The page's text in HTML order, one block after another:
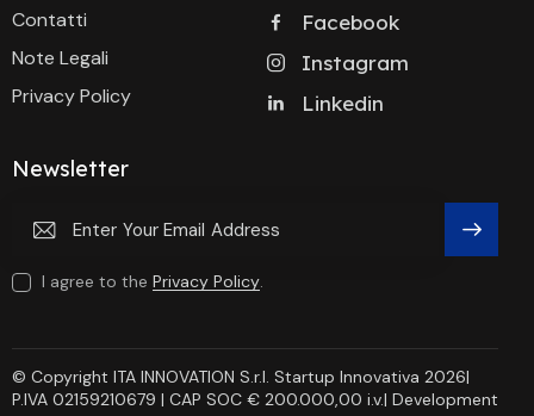
Contatti
Note Legali
Privacy Policy
Facebook
Instagram
Linkedin
Newsletter
Subscri
I agree to the Privacy Policy.
© Copyright ITA INNOVATION S.r.l. Startup Innovativa 2026|
P.IVA 02159210679 | CAP SOC € 200.000,00 i.v.| Development